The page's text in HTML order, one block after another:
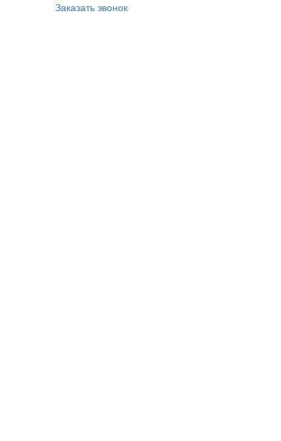
Заказать звонок